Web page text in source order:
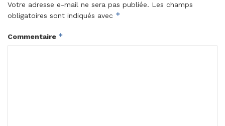
Votre adresse e-mail ne sera pas publiée. Les champs
obligatoires sont indiqués avec *
Commentaire *